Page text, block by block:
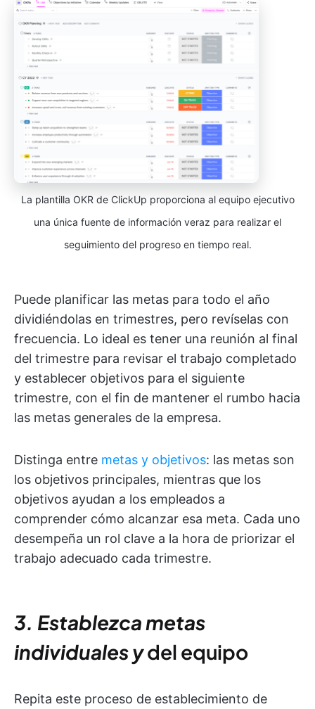
La plantilla OKR de ClickUp proporciona al equipo ejecutivo
una única fuente de información veraz para realizar el
seguimiento del progreso en tiempo real.
Puede planificar las metas para todo el año
dividiéndolas en trimestres, pero revíselas con
frecuencia. Lo ideal es tener una reunión al final
del trimestre para revisar el trabajo completado
y establecer objetivos para el siguiente
trimestre, con el fin de mantener el rumbo hacia
las metas generales de la empresa.
Distinga entre metas y objetivos: las metas son
los objetivos principales, mientras que los
objetivos ayudan a los empleados a
comprender cómo alcanzar esa meta. Cada uno
desempeña un rol clave a la hora de priorizar el
trabajo adecuado cada trimestre.
3. Establezca metas
individuales ydel equipo
Repita este proceso de establecimiento de